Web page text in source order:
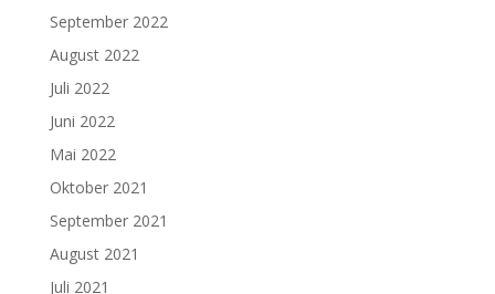
September 2022
August 2022
Juli 2022
Juni 2022
Mai 2022
Oktober 2021
September 2021
August 2021
Juli 2021